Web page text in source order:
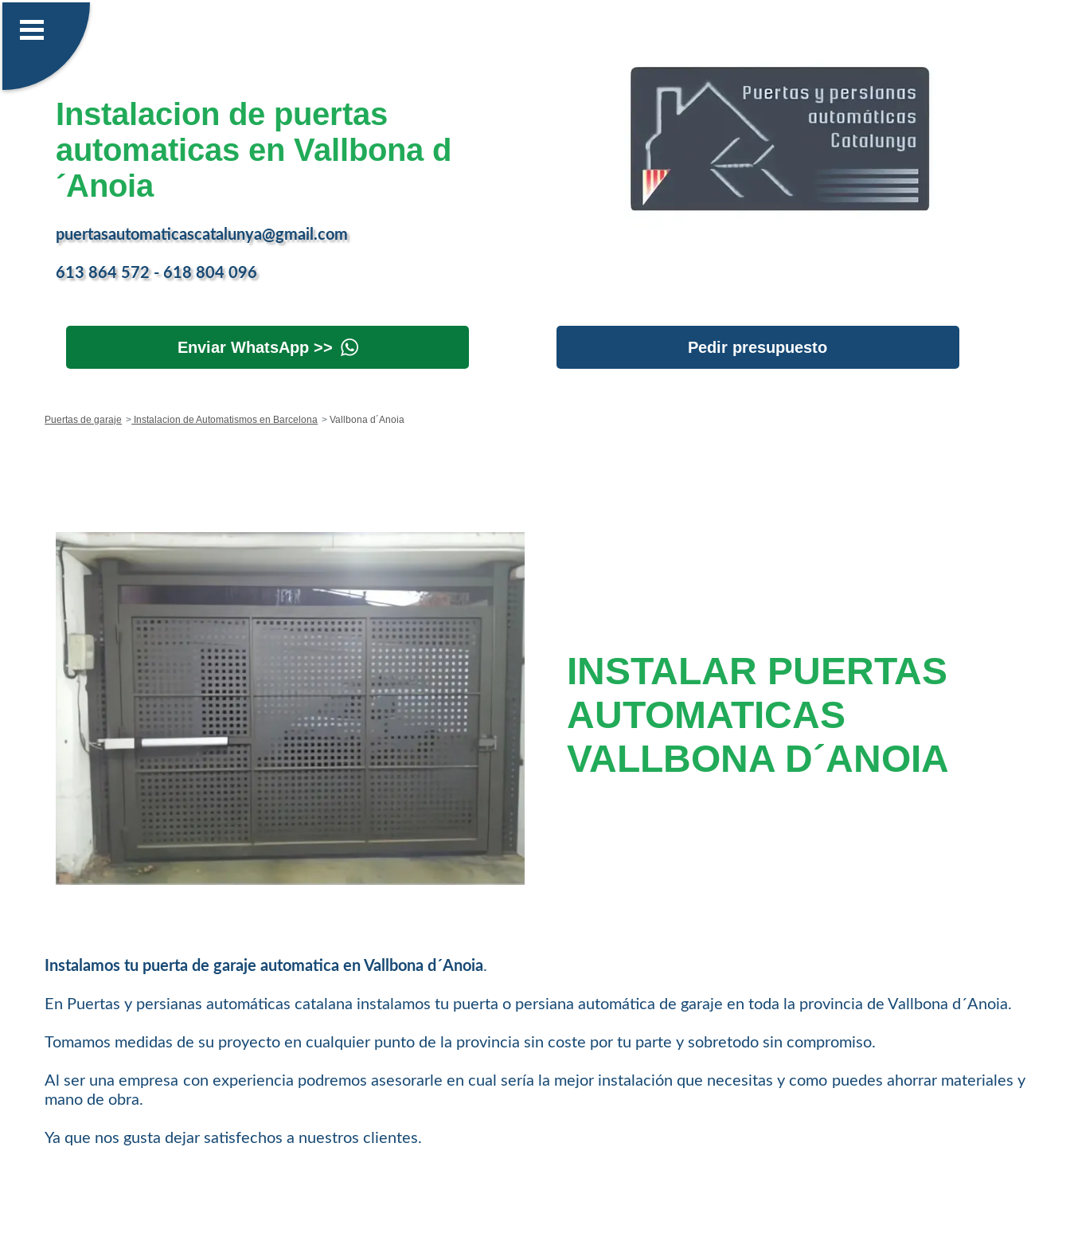
Instalacion de puertas
automaticas en Vallbona d
´Anoia
puertasautomaticascatalunya@gmail.com
613 864 572 - 618 804 096
Enviar WhatsApp >> Pedir presupuesto
Puertas de garaje Instalacion de Automatismos en Barcelona Vallbona d´Anoia
INSTALAR PUERTAS
AUTOMATICAS
VALLBONA D´ANOIA
Instalamos tu puerta de garaje automatica en Vallbona d´Anoia.
En Puertas y persianas automáticas catalana instalamos tu puerta o persiana automática de garaje en toda la provincia de Vallbona d´Anoia.
Tomamos medidas de su proyecto en cualquier punto de la provincia sin coste por tu parte y sobretodo sin compromiso.
Al ser una empresa con experiencia podremos asesorarle en cual sería la mejor instalación que necesitas y como puedes ahorrar materiales y
mano de obra.
Ya que nos gusta dejar satisfechos a nuestros clientes.